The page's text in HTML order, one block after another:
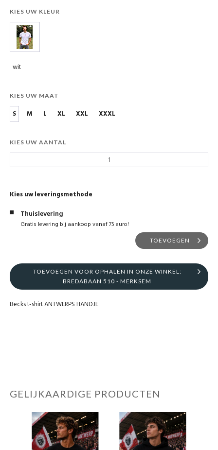
KIES UW KLEUR
wit
KIES UW MAAT
S M L XL XXL XXXL
KIES UW AANTAL
Kies uw leveringsmethode
Thuislevering
Gratis levering bij aankoop vanaf 75 euro!
TOEVOEGEN
TOEVOEGEN VOOR OPHALEN IN ONZE WINKEL:
BREDABAAN 510 - MERKSEM
Becks t-shirt ANTWERPS HANDJE
GELIJKAARDIGE PRODUCTEN